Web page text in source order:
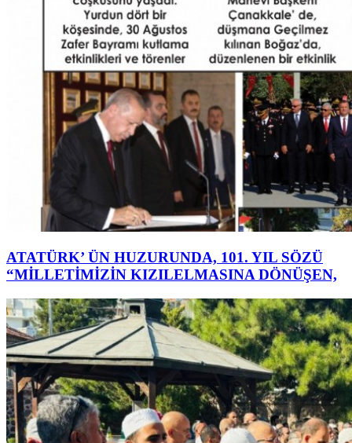
ATATÜRK’ ÜN HUZURUNDA, 101. YIL SÖZÜ
“MİLLETİMİZİN KIZILELMASINA DÖNÜŞEN,